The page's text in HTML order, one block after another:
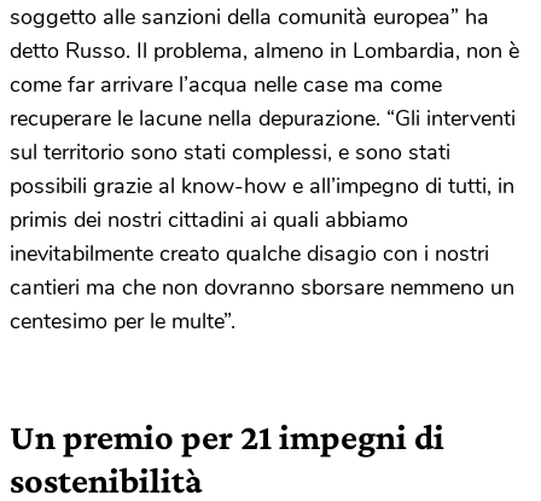
soggetto alle sanzioni della comunità europea” ha
detto Russo. Il problema, almeno in Lombardia, non è
come far arrivare l’acqua nelle case ma come
recuperare le lacune nella depurazione. “Gli interventi
sul territorio sono stati complessi, e sono stati
possibili grazie al know-how e all’impegno di tutti, in
primis dei nostri cittadini ai quali abbiamo
inevitabilmente creato qualche disagio con i nostri
cantieri ma che non dovranno sborsare nemmeno un
centesimo per le multe”.
Un premio per 21 impegni di
sostenibilità